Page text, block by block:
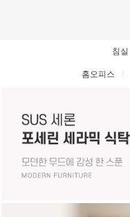
침실
홈오피스